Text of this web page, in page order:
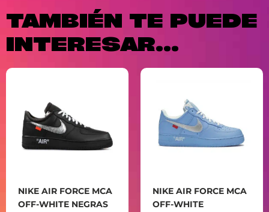
TAMBIÉN TE PUEDE
INTERESAR...
NIKE AIR FORCE MCA
OFF-WHITE NEGRAS
NIKE AIR FORCE MCA
OFF-WHITE